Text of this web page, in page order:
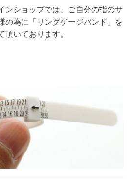
ンショップでは、ご自分の指のサ
の為に「リングゲージバンド」を
いております。